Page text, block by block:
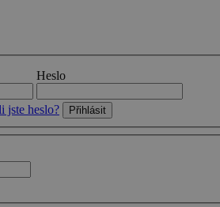
Heslo
jste heslo?